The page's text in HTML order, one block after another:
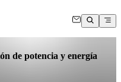
de potencia y energía